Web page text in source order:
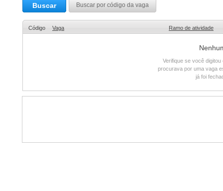
Buscar Buscar por código da vaga
Código Vaga Ramo de atividade
Verifique se você
procurava por uma vaga
já foi